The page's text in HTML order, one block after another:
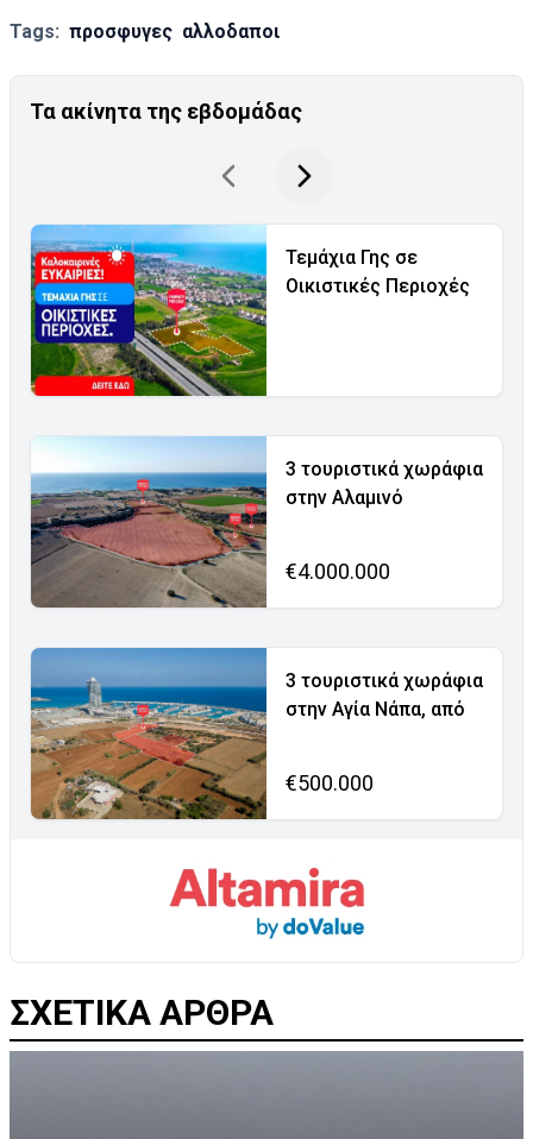
Tags: προσφυγες αλλοδαποι
Τα ακίνητα της εβδομάδας
Τεμάχια Γης σε
Οικιστικές Περιοχές
3 τουριστικά χωράφια
στην Αλαμινό
€4.000.000
3 τουριστικά χωράφια
στην Αγία Νάπα, από
€500.000
ΣΧΕΤΙΚΑ ΑΡΘΡΑ